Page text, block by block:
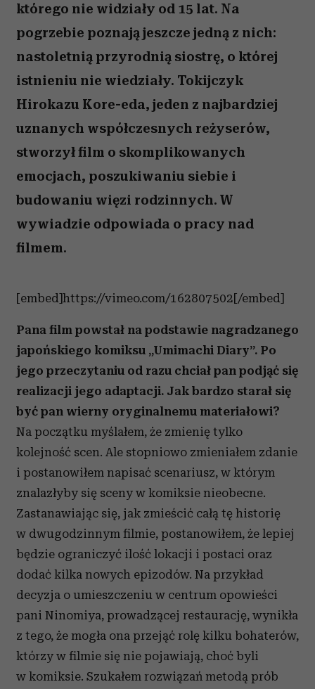
którego nie widziały od 15 lat. Na
pogrzebie poznają jeszcze jedną z nich:
nastoletnią przyrodnią siostrę, o której
istnieniu nie wiedziały. Tokijczyk
Hirokazu Kore-eda, jeden z najbardziej
uznanych współczesnych reżyserów,
stworzył film o skomplikowanych
emocjach, poszukiwaniu siebie i
budowaniu więzi rodzinnych. W
wywiadzie odpowiada o pracy nad
filmem.
[embed]https://vimeo.com/162807502[/embed]
Pana film powstał na podstawie nagradzanego
japońskiego komiksu „Umimachi Diary”. Po
jego przeczytaniu od razu chciał pan podjąć się
realizacji jego adaptacji. Jak bardzo starał się
być pan wierny oryginalnemu materiałowi?
Na początku myślałem, że zmienię tylko
kolejność scen. Ale stopniowo zmieniałem zdanie
i postanowiłem napisać scenariusz, w którym
znalazłyby się sceny w komiksie nieobecne.
Zastanawiając się, jak zmieścić całą tę historię
w dwugodzinnym filmie, postanowiłem, że lepiej
będzie ograniczyć ilość lokacji i postaci oraz
dodać kilka nowych epizodów. Na przykład
decyzja o umieszczeniu w centrum opowieści
pani Ninomiya, prowadzącej restaurację, wynikła
z tego, że mogła ona przejąć rolę kilku bohaterów,
którzy w filmie się nie pojawiają, choć byli
w komiksie. Szukałem rozwiązań metodą prób